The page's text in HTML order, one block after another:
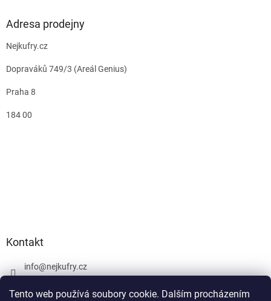
Tento web používá soubory cookie. Dalším procházením
Adresa prodejny
Nejkufry.cz
Dopraváků 749/3 (Areál Genius)
Praha 8
184 00
Kontakt
info@nejkufry.cz